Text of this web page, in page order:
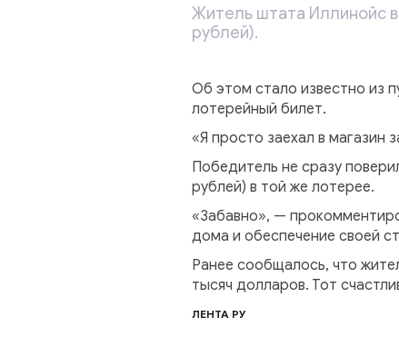
Житель штата Иллинойс
рублей).
Об этом стало известно из
лотерейный билет.
«Я просто заехал в магазин
Победитель не сразу
рублей) в той же лотерее.
«Забавно», —
дома и обеспечение своей
Ранее сообщалось, что
тысяч долларов. Тот
ЛЕНТА РУ